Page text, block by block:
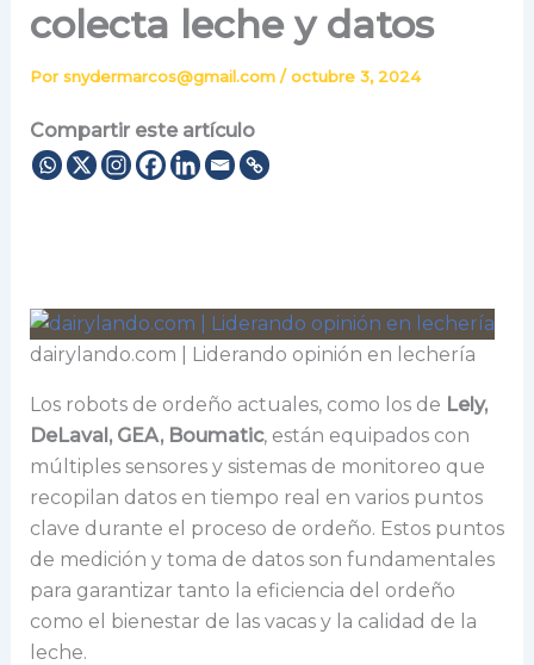
colecta leche y datos
Por snydermarcos@gmail.com /octubre 3, 2024
Compartir este artículo
dairylando.com | Liderando opinión en lechería
Los robots de ordeño actuales, como los de Lely,
DeLaval, GEA, Boumatic, están equipados con
múltiples sensores y sistemas de monitoreo que
recopilan datos en tiempo real en varios puntos
clave durante el proceso de ordeño. Estos puntos
de medición y toma de datos son fundamentales
para garantizar tanto la eficiencia del ordeño
como el bienestar de las vacas y la calidad de la
leche.